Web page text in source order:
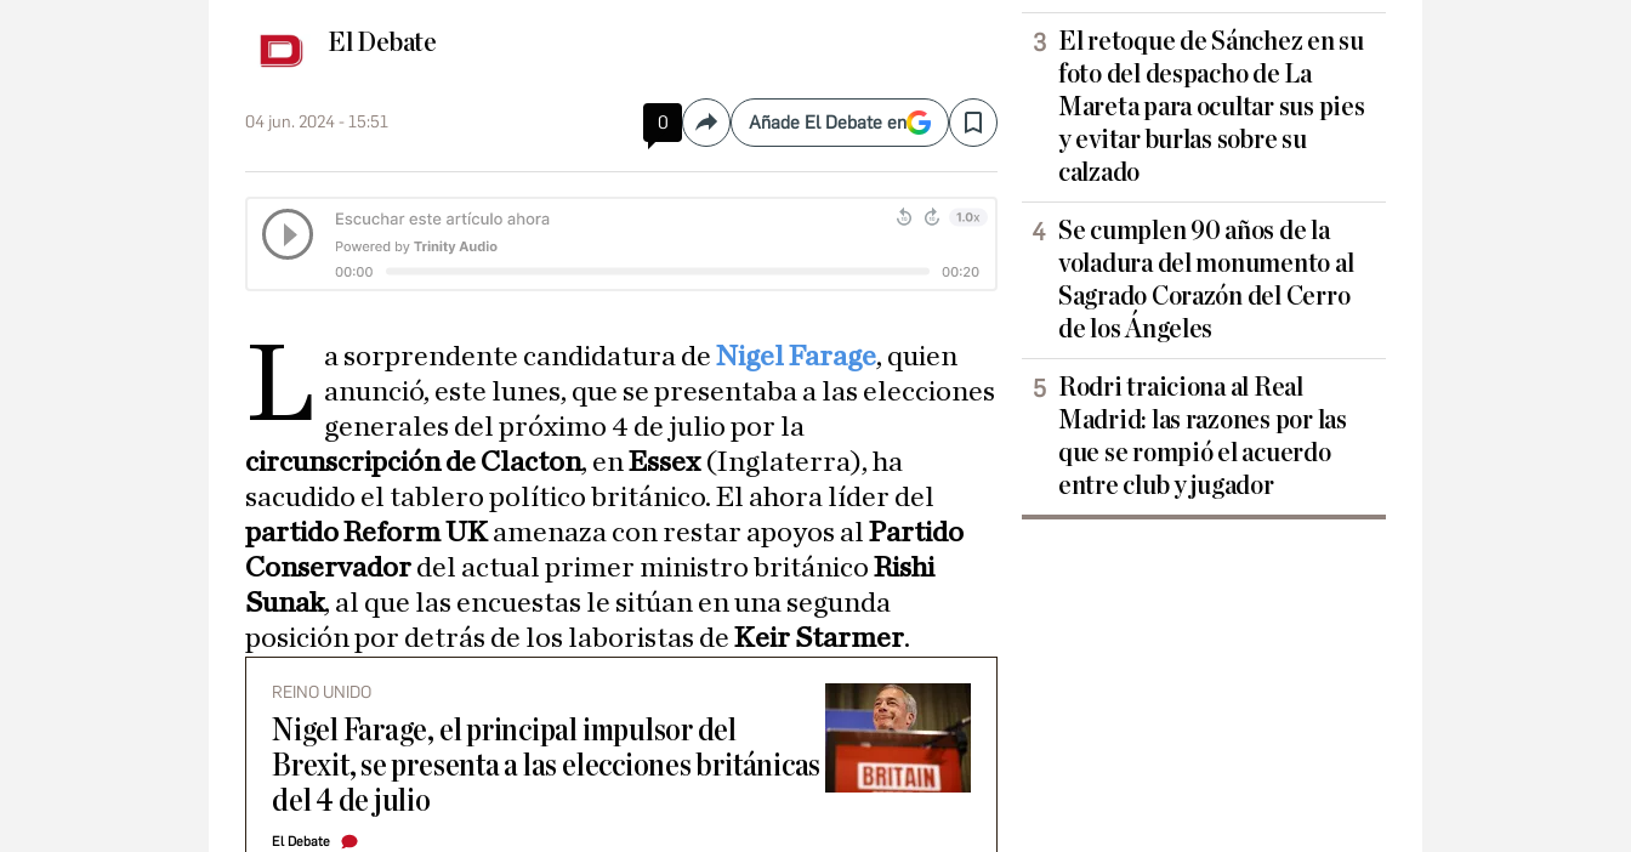
El Debate
04 jun. 2024 - 15:51 0 CompartirAñade El Debate en Save
L a sorprendente candidatura de Nigel Farage, quien
anunció, este lunes, que se presentaba a las elecciones
generales del próximo 4 de julio por la
circunscripción de Clacton, enEssex (Inglaterra), ha
sacudido el tablero político británico. El ahora líder del
partido Reform UKamenaza con restar apoyos al Partido
Conservador del actual primer ministro británico Rishi
Sunak, al que las encuestas le sitúan en una segunda
posición por detrás de los laboristas de Keir Starmer.
REINO UNIDO
Nigel Farage, el principal impulsor del
Brexit, se presenta a las elecciones británicas
del 4 de julio
El Debate
El retoque de Sánchez en su
foto del despacho de La
Mareta para ocultar sus pies
y evitar burlas sobre su
calzado
Se cumplen 90 años de la
voladura del monumento al
Sagrado Corazón del Cerro
de los Ángeles
Rodri traiciona al Real
Madrid: las razones por las
que se rompió el acuerdo
entre club y jugador